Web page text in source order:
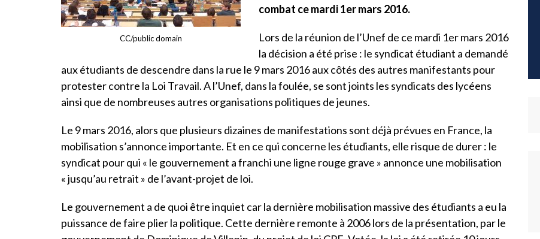
CC/public domain
combat ce mardi 1er mars 2016.
Lors de la réunion de l’Unef de ce mardi 1er mars 2016
la décision a été prise : le syndicat étudiant a demandé
aux étudiants de descendre dans la rue le 9 mars 2016 aux côtés des autres manifestants pour
protester contre la Loi Travail. A l’Unef, dans la foulée, se sont joints les syndicats des lycéens
ainsi que de nombreuses autres organisations politiques de jeunes.
Le 9 mars 2016, alors que plusieurs dizaines de manifestations sont déjà prévues en France, la
mobilisation s’annonce importante. Et en ce qui concerne les étudiants, elle risque de durer : le
syndicat pour qui « le gouvernement a franchi une ligne rouge grave » annonce une mobilisation
« jusqu’au retrait » de l’avant-projet de loi.
Le gouvernement a de quoi être inquiet car la dernière mobilisation massive des étudiants a eu la
puissance de faire plier la politique. Cette dernière remonte à 2006 lors de la présentation, par le